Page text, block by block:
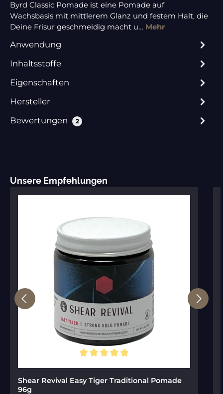
Byrd Classic Pomade ist eine Pomade auf
Wachsbasis mit mittlerem Glanz und festem Halt, die
Deine Frisur geschmeidig macht u… Mehr
Anwendung
Inhaltsstoffe
Eigenschaften
Hersteller
Bewertungen
2
Produktgalerie überspringen
Unsere Empfehlungen
Shear Revival Easy Tiger Traditional Pomade
96g